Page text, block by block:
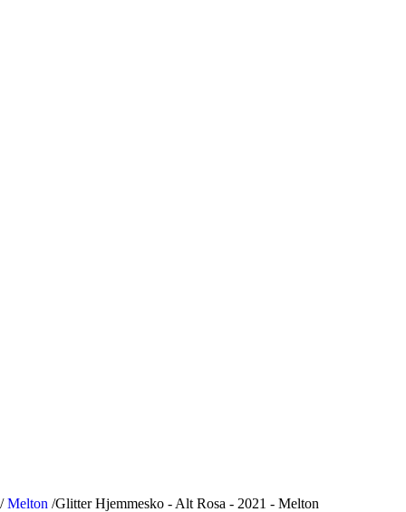
/ Melton /Glitter Hjemmesko - Alt Rosa - 2021 - Melton